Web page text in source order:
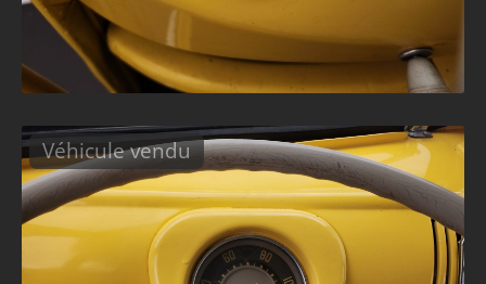
Véhicule vendu